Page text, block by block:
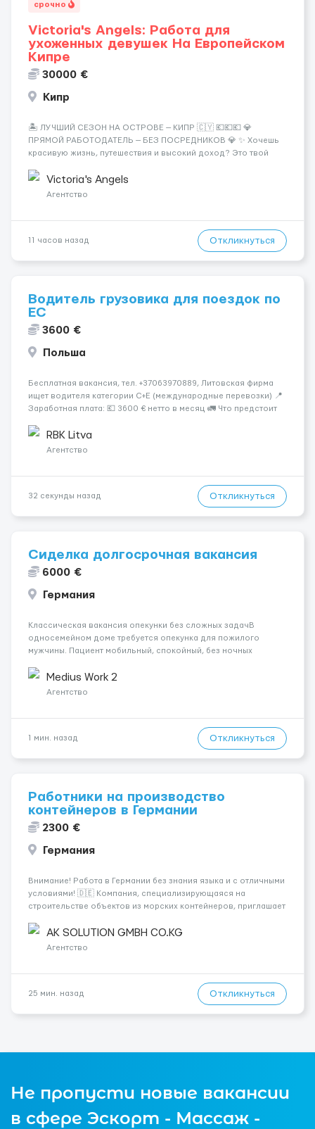
срочно
Victoria's Angels: Работа для
ухоженных девушек На Европейском
Кипре
30000 €
Кипр
🏝️ ЛУЧШИЙ СЕЗОН НА ОСТРОВЕ — КИПР 🇨🇾 💶💶💶 💎
ПРЯМОЙ РАБОТОДАТЕЛЬ — БЕЗ ПОСРЕДНИКОВ 💎 ✨ Хочешь
красивую жизнь, путешествия и высокий доход? Это твой
Опытная команда с годами практики — Стабильный поток
клиентов (без ...
Victoria's Angels
Агентство
11 часов назад Откликнуться
Водитель грузовика для поездок по
ЕС
3600 €
Польша
Бесплатная вакансия, тел. +37063970889, Литовская фирма
ищет водителя категории C+E (международные перевозки) 📍
Заработная плата: 💶 3600 € нетто в месяц 🚛 Что предстоит
рефрижераторах. В среднем 400–500 км в день. Погрузки и
разгрузки...
RBK Litva
Агентство
32 секунды назад Откликнуться
Сиделка долгосрочная вакансия
6000 €
Германия
Классическая вакансия опекунки без сложных задачВ
односемейном доме требуется опекунка для пожилого
мужчины. Пациент мобильный, спокойный, без ночных
стандартный набор обязанностей: готовка, уборка, базовый
уход и поддержание порядка.Интернет доступен...
Medius Work 2
Агентство
1 мин. назад Откликнуться
Работники на производство
контейнеров в Германии
2300 €
Германия
Внимание! Работа в Германии без знания языка и с отличными
условиями! 🇩🇪 Компания, специализирующаяся на
строительстве объектов из морских контейнеров, приглашает
Монтажники ⚒ - Плиточники 🪜 - Сантехники 🚰 - Сварщики 🔧 -
Маляры 🎨 - Садовни...
AK SOLUTION GMBH CO.KG
Агентство
25 мин. назад Откликнуться
Не пропусти новые вакансии
в сфере Эскорт - Массаж -